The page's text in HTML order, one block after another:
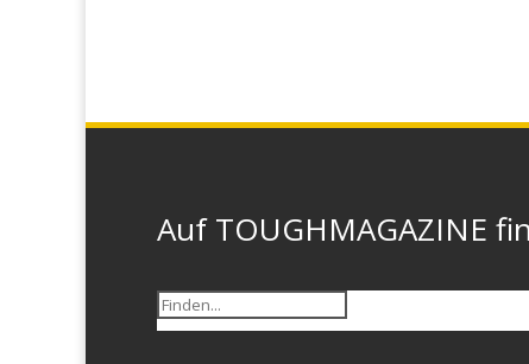
Auf TOUGHMAGAZINE